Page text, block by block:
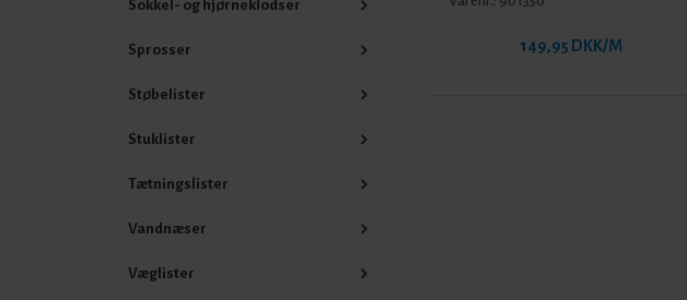
Sokkel- og hjørneklodser
Sprosser
Støbelister
Stuklister
Tætningslister
Vandnæser
Væglister
149,95 DKK/M